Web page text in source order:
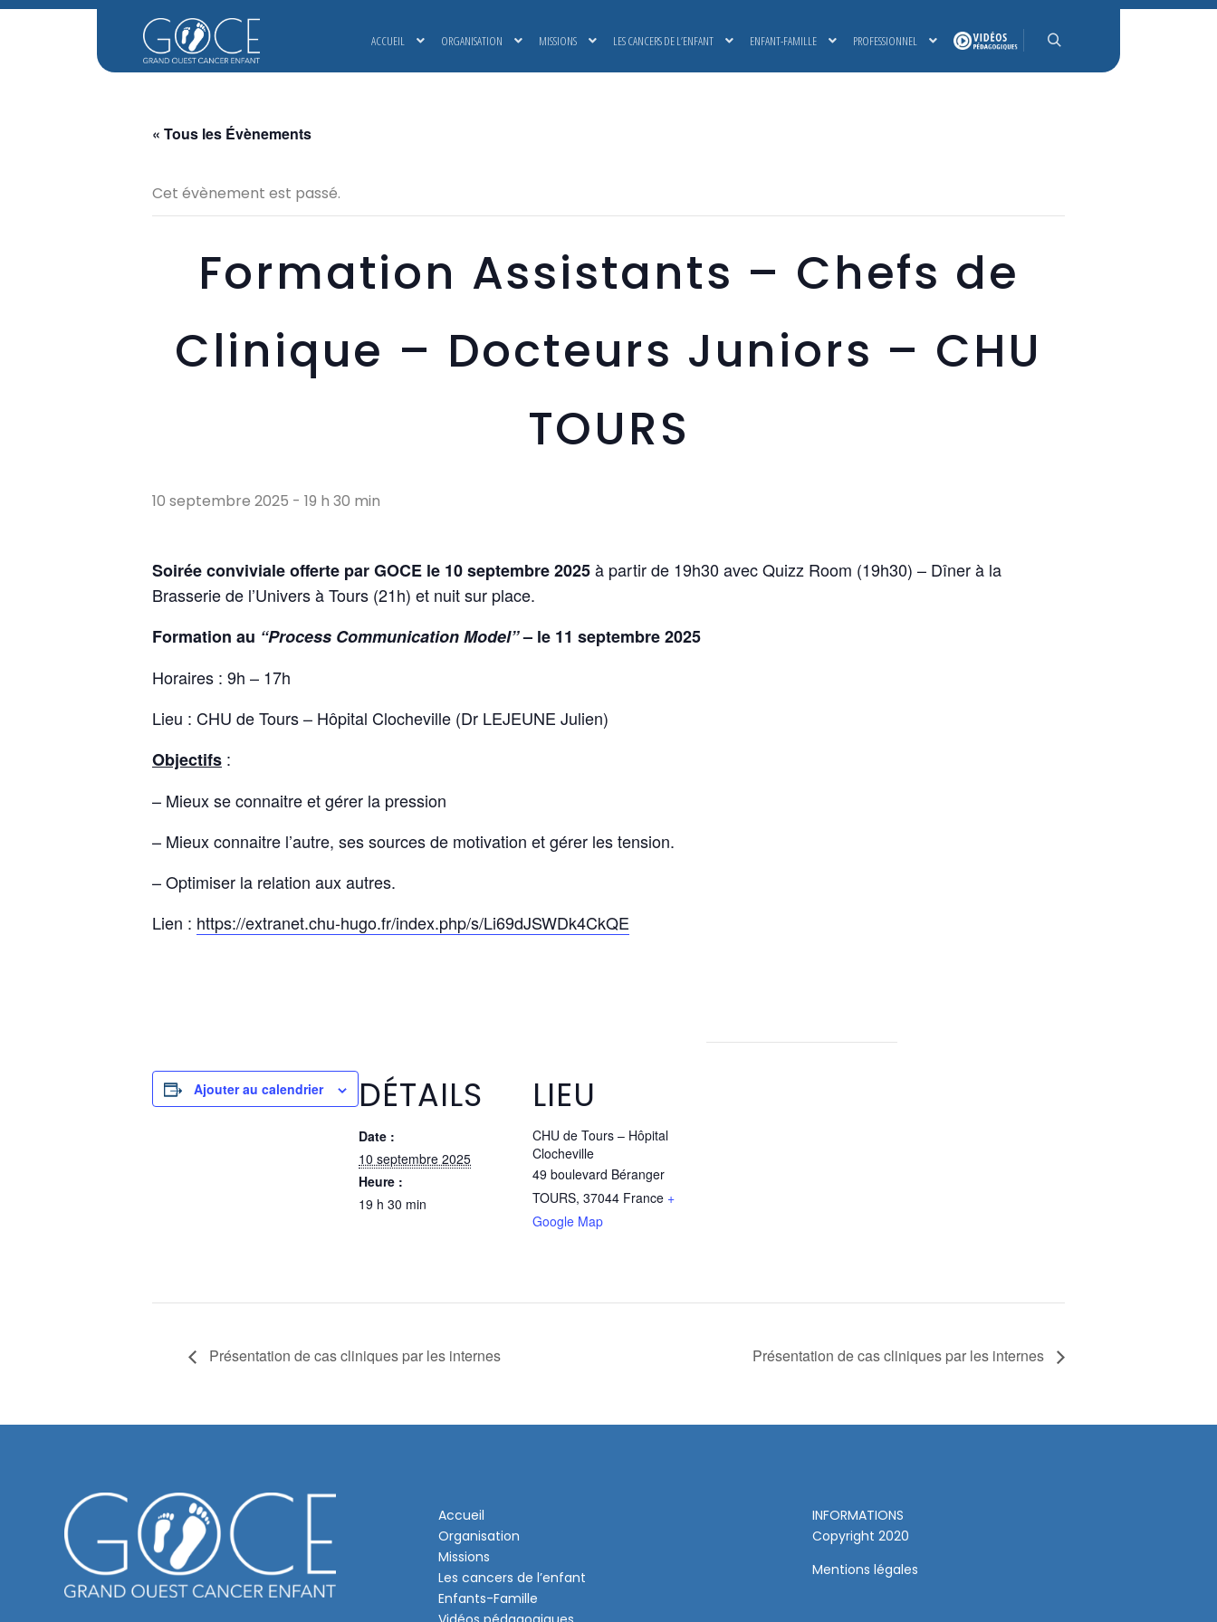
ACCUEIL ORGANISATION MISSIONS LES CANCERS DE L’ENFANT ENFANT-FAMILLE PROFESSIONNEL
Rechercher
« Tous les Évènements
Cet évènement est passé.
Formation Assistants – Chefs de
Clinique – Docteurs Juniors – CHU
TOURS
10 septembre 2025 - 19 h 30 min
Soirée conviviale offerte par GOCE le 10 septembre 2025à partir de 19h30 avec Quizz Room (19h30) – Dîner à la
Brasserie de l’Univers à Tours (21h) et nuit sur place.
Formation au “Process Communication Model”– le 11 septembre 2025
Horaires : 9h – 17h
Lieu : CHU de Tours – Hôpital Clocheville (Dr LEJEUNE Julien)
Objectifs :
– Mieux se connaitre et gérer la pression
– Mieux connaitre l’autre, ses sources de motivation et gérer les tension.
– Optimiser la relation aux autres.
Lien : https://extranet.chu-hugo.fr/index.php/s/Li69dJSWDk4CkQE
Ajouter au calendrier DÉTAILS
Date :
10 septembre 2025
Heure :
19 h 30 min
LIEU
CHU de Tours – Hôpital
Clocheville
49 boulevard Béranger
TOURS, 37044 France +
Google Map
Présentation de cas cliniques par les internes Présentation de cas cliniques par les internes
Accueil
Organisation
Missions
Les cancers de l’enfant
Enfants-Famille
INFORMATIONS
Copyright 2020
Mentions légales